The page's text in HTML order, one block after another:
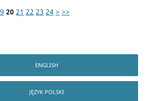
20 21 22 23 24 > >>
ENGLISH
JĘZYK POLSKI